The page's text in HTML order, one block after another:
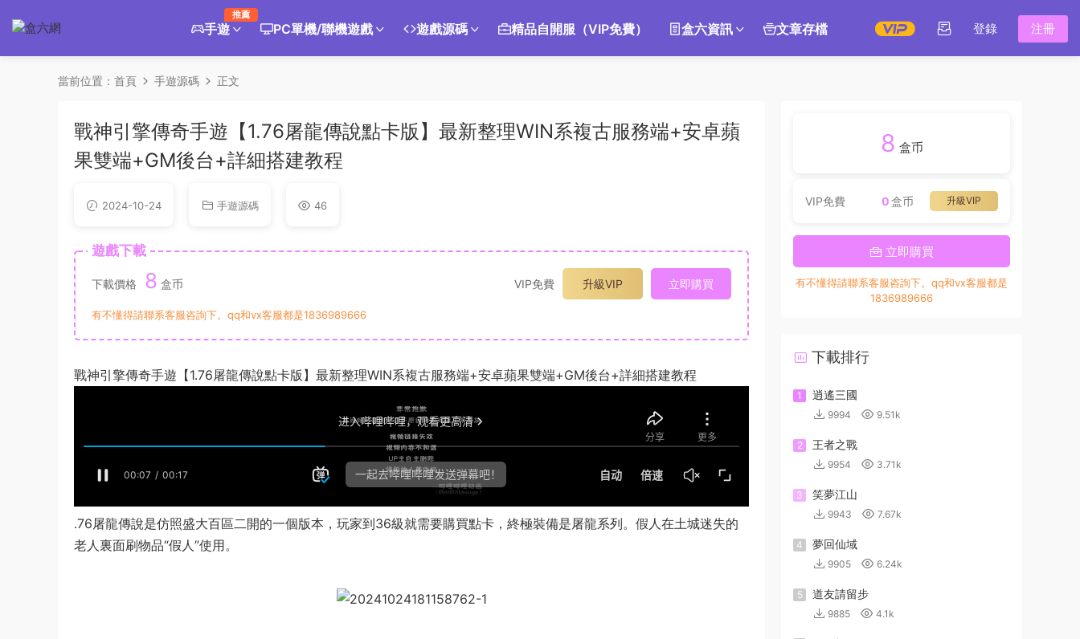
手遊
推薦
PC單機/聯機遊戲 遊戲源碼 精品自開服（VIP免費） 盒六資訊 文章存檔 登錄 注冊
當前位置： 首頁 手遊源碼 正文
戰神引擎傳奇手遊【1.76屠龍傳說點卡版】最新整理WIN系複古服務端+安卓蘋
果雙端+GM後台+詳細搭建教程
2024-10-24 手遊源碼 46
遊戲下載
下載價格 8 盒币 VIP免費 升級VIP 立即購買
有不懂得請聯系客服咨詢下。qq和vx客服都是1836989666
戰神引擎傳奇手遊【1.76屠龍傳說點卡版】最新整理WIN系複古服務端+安卓蘋果雙端+GM後台+詳細搭建教程
.76屠龍傳說是仿照盛大百區二開的一個版本，玩家到36級就需要購買點卡，終極裝備是屠龍系列。假人在土城迷失的
老人裏面刷物品“假人”使用。
8 盒币
VIP免費 升級VIP
0盒币
立即購買
有不懂得請聯系客服咨詢下。qq和vx客服都是
1836989666
下載排行
1 逍遙三國
9994 9.51k
2 王者之戰
9954 3.71k
3 笑夢江山
9943 7.67k
4 夢回仙域
9905 6.24k
5 道友請留步
9885 4.1k